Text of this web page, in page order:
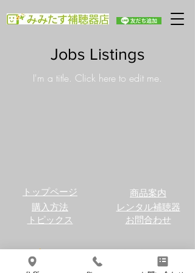
Jobs Listings
I'm a title. ​Click here to edit me.
トップページ
商品案内
購入方法
​レンタル補聴器
トピックス
お問合わせ